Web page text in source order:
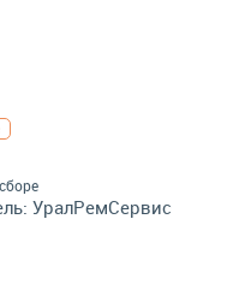
УралРемСервис